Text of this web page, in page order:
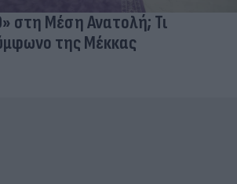
στη Μέση Ανατολή; Τι
της Μέκκας